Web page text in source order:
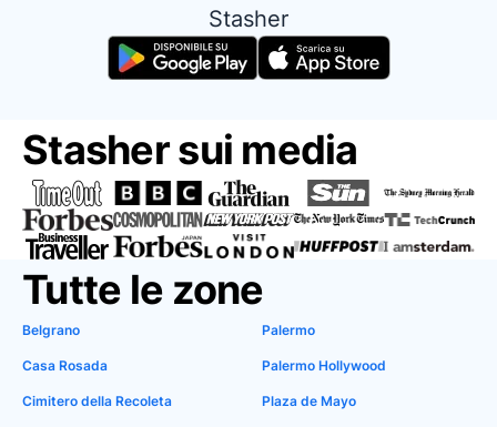
Stasher
Stasher sui media
Tutte le zone
Belgrano
Casa Rosada
Cimitero della Recoleta
Palermo
Palermo Hollywood
Plaza de Mayo